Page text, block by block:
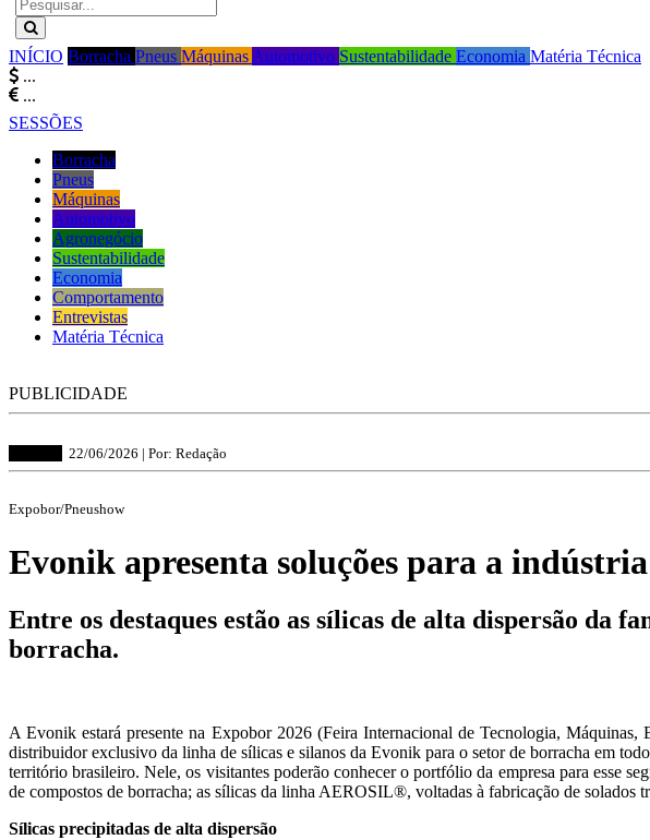
INÍCIO Borracha Pneus Máquinas Automotivo Sustentabilidade Economia Matéria Técnica
...
...
SESSÕES
Borracha
Pneus
Máquinas
Automotivo
Agronegócio
Sustentabilidade
Economia
Comportamento
Entrevistas
Matéria Técnica
PUBLICIDADE
22/06/2026 | Por: Redação
Expobor/Pneushow
Evonik apresenta soluções para a
Entre os destaques estão as sílicas de alta dispersão da
borracha.
A Evonik estará presente na Expobor 2026 (Feira Internacional de Tecnologia,
distribuidor exclusivo da linha de sílicas e silanos da Evonik para o setor de borracha em
território brasileiro. Nele, os visitantes poderão conhecer o portfólio da empresa para esse
de compostos de borracha; as sílicas da linha AEROSIL®, voltadas à fabricação de solados
Sílicas precipitadas de alta dispersão